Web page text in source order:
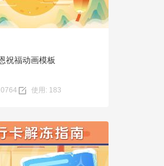
使用
祝福动画模板
使用: 183
预览